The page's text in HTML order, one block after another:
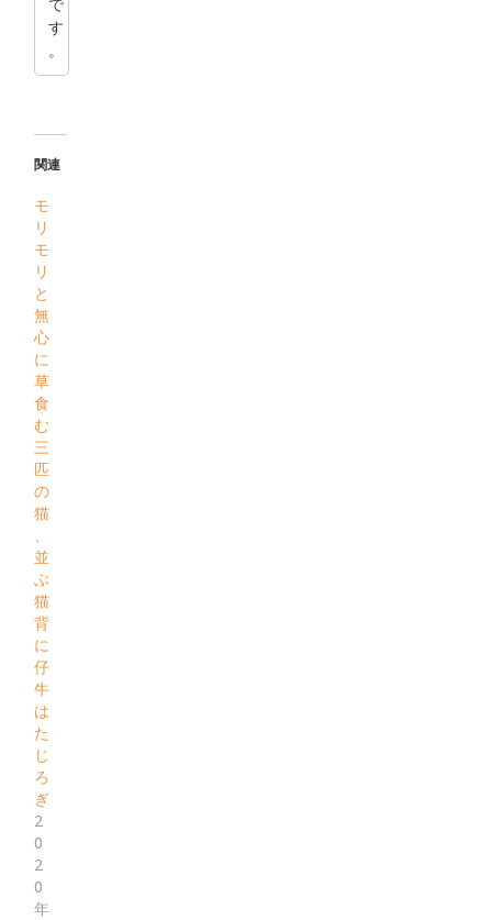
す
。
関連
モ
リ
モ
リ
と
無
心
に
草
食
む
三
匹
の
猫
並
ぶ
猫
背
に
仔
牛
は
た
じ
ろ
ぎ
2
0
2
0
年